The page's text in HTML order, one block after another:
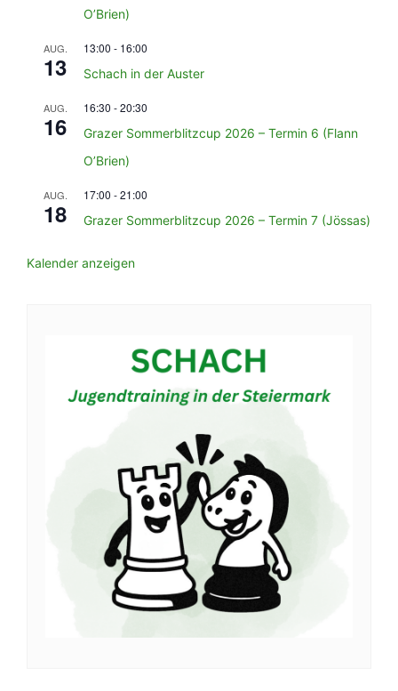
O’Brien)
AUG.
13
13:00 - 16:00
Schach in der Auster
AUG.
16
16:30 -20:30
Grazer Sommerblitzcup 2026 – Termin 6 (Flann
O’Brien)
AUG.
18
17:00 -21:00
Grazer Sommerblitzcup 2026 – Termin 7 (Jössas)
Kalender anzeigen